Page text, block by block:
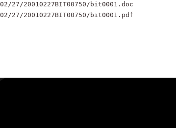
20010227BIT00750/bit0001.doc
20010227BIT00750/bit0001.pdf